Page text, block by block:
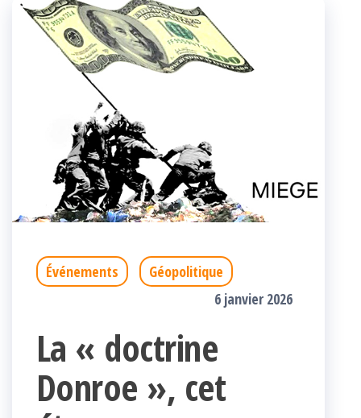
Événements
Géopolitique
6 janvier 2026
La « doctrine
Donroe », cet